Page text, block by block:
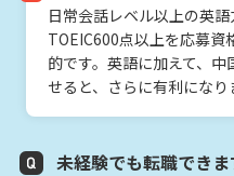
日常会話レベル以上の英
TOEIC600点以上を応募資
的です。英語に加えて、
せると、さらに有利になり
未経験でも転職できま